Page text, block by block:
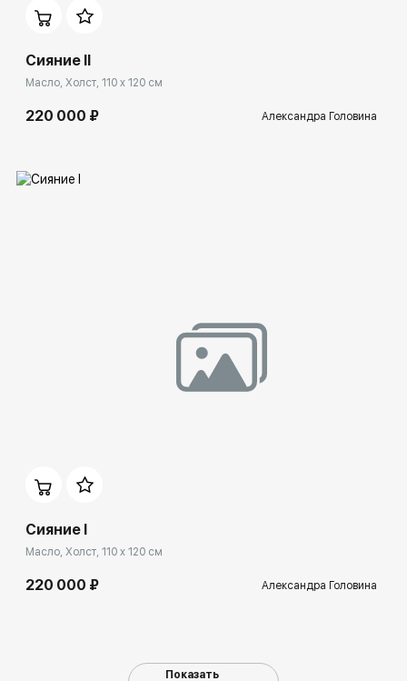
Сияние II
Масло, Холст, 110 x 120 см
220 000 ₽ Александра Головина
Сияние I
Масло, Холст, 110 x 120 см
220 000 ₽ Александра Головина
Показать